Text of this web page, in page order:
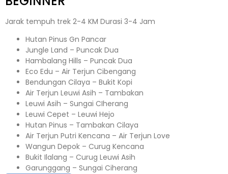
Jarak tempuh trek 2-4 KM Durasi 3-4 Jam
Hutan Pinus Gn Pancar
Jungle Land – Puncak Dua
Hambalang Hills – Puncak Dua
Eco Edu – Air Terjun Cibengang
Bendungan Cilaya – Bukit Kopi
Air Terjun Leuwi Asih – Tambakan
Leuwi Asih – Sungai CIherang
Leuwi Cepet – Leuwi Hejo
Hutan Pinus – Tambakan Cilaya
Air Terjun Putri Kencana – Air Terjun Love
Wangun Depok – Curug Kencana
Bukit Ilalang – Curug Leuwi Asih
Garunggang – Sungai Ciherang